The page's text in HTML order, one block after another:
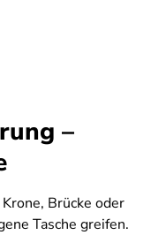
–
Brücke oder
Tasche greifen.